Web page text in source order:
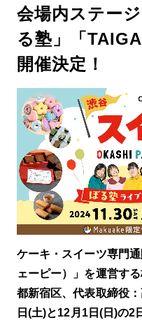
用意致しま
封時の状態
店にご連絡
ュールによ
申し上げます。 【明細書及び領収
明細書・領
は行ってお
せ。 【配送について】 当店は地球環境の観
点より、リ
行っており
会場内ステー
る塾」「
開催決定！
ケーキ・スイーツ専門
ェーピー）」を運営す
都新宿区、代表取締役
日(土)と12月1日(日)の2